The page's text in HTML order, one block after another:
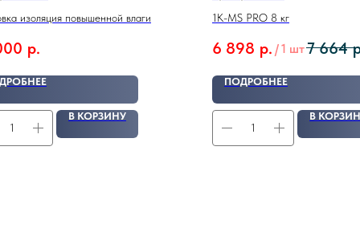
изоляция повышенной влаги
р.
В КОРЗИНУ
1K-MS PRO 8 кг
6 898 р. /1 шт7 664
ПОДРОБНЕЕ
В